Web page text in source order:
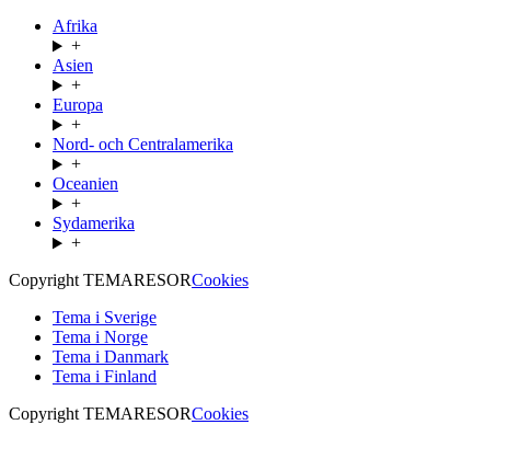
Afrika
+
Asien
+
Europa
+
Nord- och Centralamerika
+
Oceanien
+
Sydamerika
+
Copyright TEMARESORCookies
Tema i Sverige
Tema i Norge
Tema i Danmark
Tema i Finland
Copyright TEMARESORCookies